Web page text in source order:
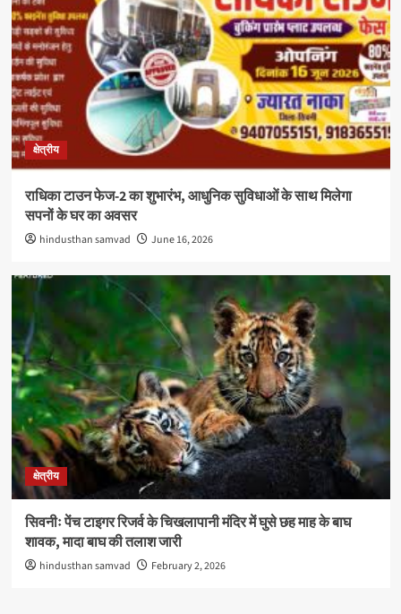
क्षेत्रीय
राधिका टाउन फेज-2 का शुभारंभ, आधुनिक सुविधाओं के साथ मिलेगा
सपनों के घर का अवसर
hindusthan samvad June 16, 2026
क्षेत्रीय
सिवनीः पेंच टाइगर रिजर्व के चिखलापानी मंदिर में घुसे छह माह के बाघ
शावक, मादा बाघ की तलाश जारी
hindusthan samvad February 2, 2026